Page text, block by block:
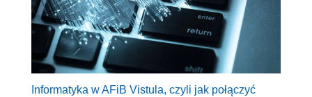
Informatyka w AFiB Vistula, czyli jak połączyć